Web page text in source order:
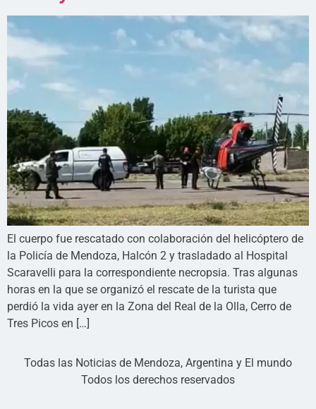
El cuerpo fue rescatado con colaboración del helicóptero de
la Policía de Mendoza, Halcón 2 y trasladado al Hospital
Scaravelli para la correspondiente necropsia. Tras algunas
horas en la que se organizó el rescate de la turista que
perdió la vida ayer en la Zona del Real de la Olla, Cerro de
Tres Picos en […]
Todas las Noticias de Mendoza, Argentina y El mundo
Todos los derechos reservados